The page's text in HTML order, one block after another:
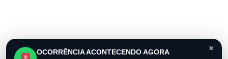
×
OCORRÊNCIA ACONTECENDO AGORA